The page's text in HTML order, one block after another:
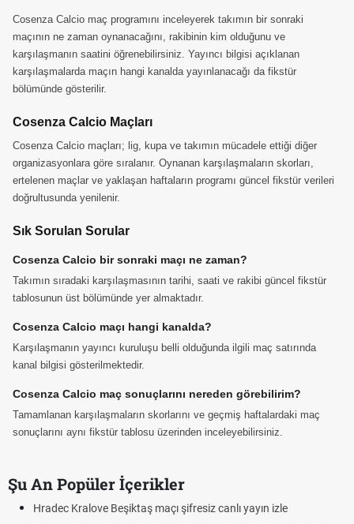
Cosenza Calcio maç programını inceleyerek takımın bir sonraki
maçının ne zaman oynanacağını, rakibinin kim olduğunu ve
karşılaşmanın saatini öğrenebilirsiniz. Yayıncı bilgisi açıklanan
karşılaşmalarda maçın hangi kanalda yayınlanacağı da fikstür
bölümünde gösterilir.
Cosenza Calcio Maçları
Cosenza Calcio maçları; lig, kupa ve takımın mücadele ettiği diğer
organizasyonlara göre sıralanır. Oynanan karşılaşmaların skorları,
ertelenen maçlar ve yaklaşan haftaların programı güncel fikstür verileri
doğrultusunda yenilenir.
Sık Sorulan Sorular
Cosenza Calcio bir sonraki maçı ne zaman?
Takımın sıradaki karşılaşmasının tarihi, saati ve rakibi güncel fikstür
tablosunun üst bölümünde yer almaktadır.
Cosenza Calcio maçı hangi kanalda?
Karşılaşmanın yayıncı kuruluşu belli olduğunda ilgili maç satırında
kanal bilgisi gösterilmektedir.
Cosenza Calcio maç sonuçlarını nereden görebilirim?
Tamamlanan karşılaşmaların skorlarını ve geçmiş haftalardaki maç
sonuçlarını aynı fikstür tablosu üzerinden inceleyebilirsiniz.
Şu An Popüler İçerikler
Hradec Kralove Beşiktaş maçı şifresiz canlı yayın izle